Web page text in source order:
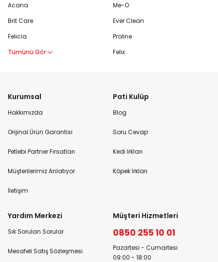
Acana
Brit Care
Felicia
Tümünü Gör
Me-O
Ever Clean
Proline
Felix
Kurumsal
Hakkımızda
Orijinal Ürün Garantisi
Petlebi Partner Fırsatları
Müşterilerimiz Anlatıyor
İletişim
Pati Kulüp
Blog
Soru Cevap
Kedi Irkları
Köpek Irkları
Yardım Merkezi
Sık Sorulan Sorular
Mesafeli Satış Sözleşmesi
Müşteri Hizmetleri
0850 255 10 01
Pazartesi - Cumartesi
09:00 - 18:00